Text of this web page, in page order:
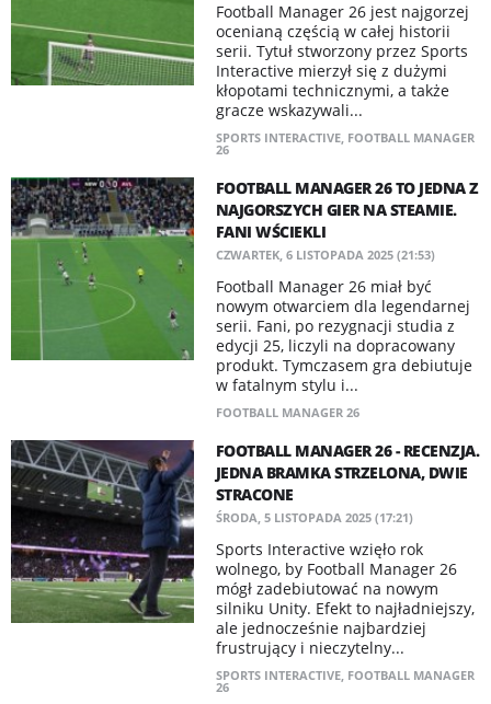
Football Manager 26 jest najgorzej
ocenianą częścią w całej historii
serii. Tytuł stworzony przez Sports
Interactive mierzył się z dużymi
kłopotami technicznymi, a także
gracze wskazywali...
SPORTS INTERACTIVE, FOOTBALL MANAGER
26
FOOTBALL MANAGER 26 TO JEDNA Z
NAJGORSZYCH GIER NA STEAMIE.
FANI WŚCIEKLI
CZWARTEK, 6 LISTOPADA 2025 (21:53)
Football Manager 26 miał być
nowym otwarciem dla legendarnej
serii. Fani, po rezygnacji studia z
edycji 25, liczyli na dopracowany
produkt. Tymczasem gra debiutuje
w fatalnym stylu i...
FOOTBALL MANAGER 26
FOOTBALL MANAGER 26 - RECENZJA.
JEDNA BRAMKA STRZELONA, DWIE
STRACONE
ŚRODA, 5 LISTOPADA 2025 (17:21)
Sports Interactive wzięło rok
wolnego, by Football Manager 26
mógł zadebiutować na nowym
silniku Unity. Efekt to najładniejszy,
ale jednocześnie najbardziej
frustrujący i nieczytelny...
SPORTS INTERACTIVE, FOOTBALL MANAGER
26